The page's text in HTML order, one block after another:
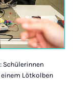
Schülerinnen
Lötkolben